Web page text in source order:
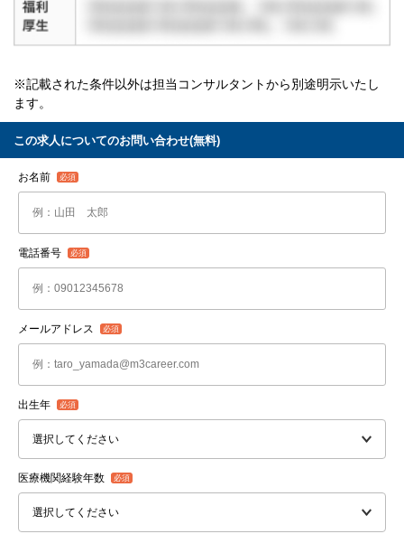
※記載された条件以外は担当コンサルタントから別途明示いたし
ます。
この求人についてのお問い合わせ(無料)
お名前
電話番号
メールアドレス
出生年
医療機関経験年数